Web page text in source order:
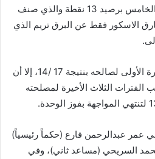
فيما ظل 22 مايو في مركزه الخامس برصيد 13 نقطة والذي صنف
الاسكور فقط عن البرق تريم الذي
بدأ 22 مايو اللقاء بكسب الفترة الأولى لصالحه بنتيجة 17 /14، إلا أن
الثلاث الأخيرة لمصلحته
عمر عبدالرحمن فارع (حكماً رئيسياً)
السريحي (مساعد ثاني)، وفي